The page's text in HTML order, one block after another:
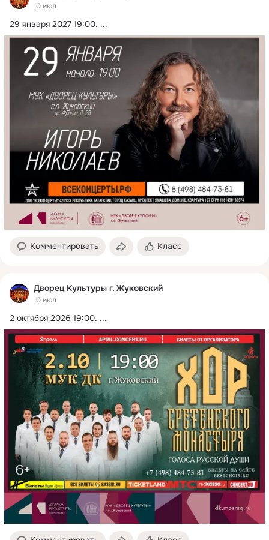
10 июл
29 января 2027 19:00. ...
Комментировать Класс
Дворец Культуры г. Жуковский
10 июл
2 октября 2026 19:00. ...